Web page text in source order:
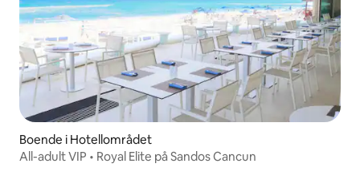
Boende i Hotellområdet
All-adult VIP • Royal Elite på Sandos Cancun